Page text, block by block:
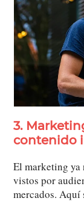
3.
contenido
El marketing ya
vistos por
mercados. Aquí